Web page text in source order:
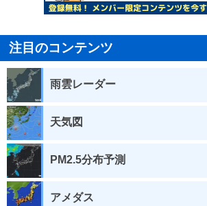
注目のコンテンツ
雨雲レーダー
天気図
PM2.5分布予測
アメダス